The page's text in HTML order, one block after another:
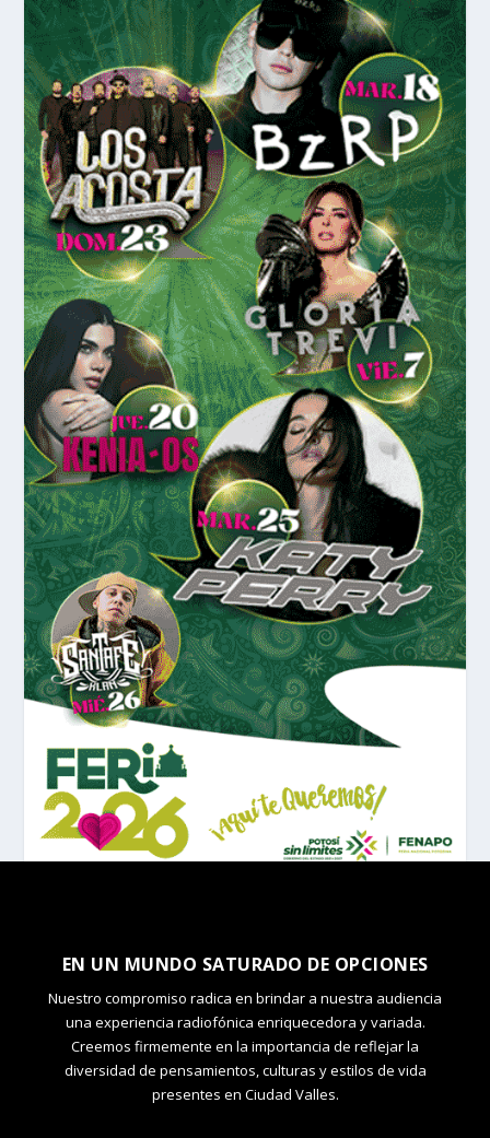
EN UN MUNDO SATURADO DE OPCIONES
Nuestro compromiso radica en brindar a nuestra audiencia
una experiencia radiofónica enriquecedora y variada.
Creemos firmemente en la importancia de reflejar la
diversidad de pensamientos, culturas y estilos de vida
presentes en Ciudad Valles.